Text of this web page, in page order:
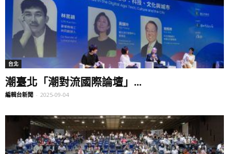
台北
潮臺北「潮對流國際論壇」...
編輯台新聞 - 2025-09-04